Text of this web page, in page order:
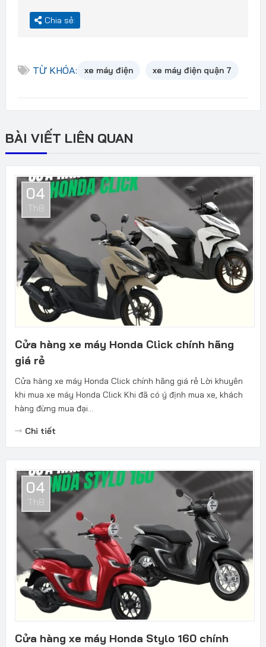
Chia sẻ:
TỪ KHÓA: xe máy điện xe máy điện quận 7
BÀI VIẾT LIÊN QUAN
04
Th8
Cửa hàng xe máy Honda Click chính hãng
giá rẻ
Cửa hàng xe máy Honda Click chính hãng giá rẻ Lời khuyên
khi mua xe máy Honda Click Khi đã có ý định mua xe, khách
hàng đừng mua đại...
Chi tiết
04
Th8
Cửa hàng xe máy Honda Stylo 160 chính